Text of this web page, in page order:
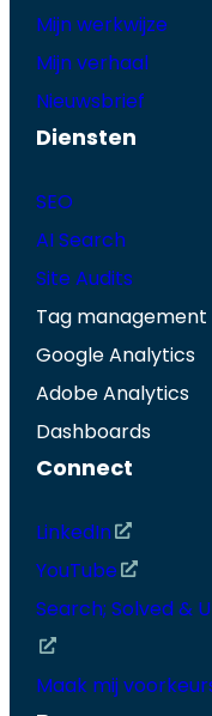
Mijn werkwijze
Mijn verhaal
Nieuwsbrief
Diensten
SEO
AI Search
Site Audits
Tag management
Google Analytics
Adobe Analytics
Dashboards
Connect
LinkedIn
YouTube
Search; Solved &
Maak mij